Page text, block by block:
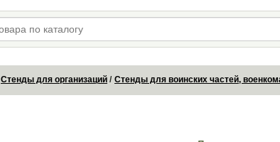
Стенды для организаций Стенды для воинских частей,